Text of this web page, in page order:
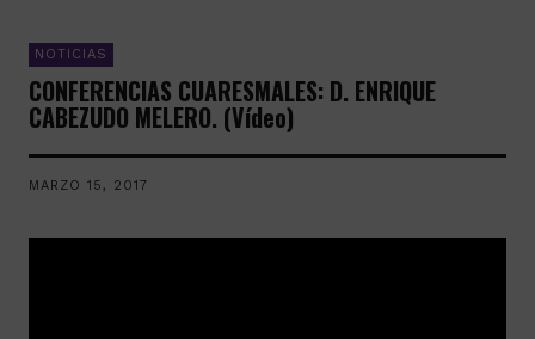
NOTICIAS
CONFERENCIAS CUARESMALES: D. ENRIQUE
CABEZUDO MELERO. (Vídeo)
MARZO 15, 2017